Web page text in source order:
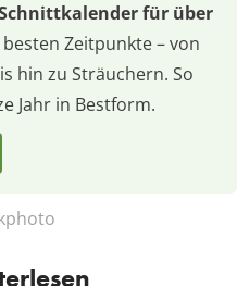
für über
Zeitpunkte – von
hin zu Sträuchern. So
Jahr in Bestform.